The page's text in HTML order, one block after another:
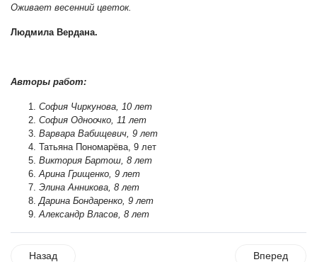
Оживает весенний цветок.
Людмила Вердана.
Авторы работ:
София Чиркунова, 10 лет
София Одноочко, 11 лет
Варвара Вабищевич, 9 лет
Татьяна Пономарëва, 9 лет
Виктория Бартош, 8 лет
Арина Грищенко, 9 лет
Элина Анникова, 8 лет
Дарина Бондаренко, 9 лет
Александр Власов, 8 лет
Назад Вперед